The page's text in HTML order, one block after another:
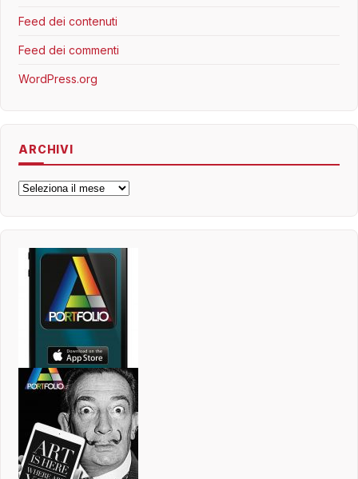
Feed dei contenuti
Feed dei commenti
WordPress.org
ARCHIVI
Archivi